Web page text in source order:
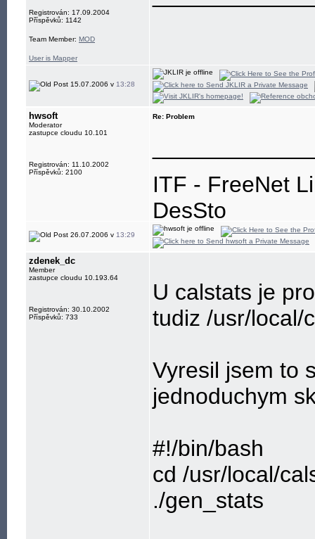
Registrován: 17.09.2004
Příspěvků: 1142
Team Member: MOD
User is Mapper
15.07.2006 v 13:28
hwsoft
Moderator
zastupce cloudu 10.101
Registrován: 11.10.2002
Příspěvků: 2100
Re: Problem
ITF - FreeNet
DesSto
jabber:
26.07.2006 v 13:29
zdenek_dc
Member
zastupce cloudu 10.193.64
Registrován: 30.10.2002
Příspěvků: 733
U calstats je
tudiz /usr/local/
Vyresil jsem to
jednoduchym
#!/bin/bash
cd /usr/local/
./gen_stats